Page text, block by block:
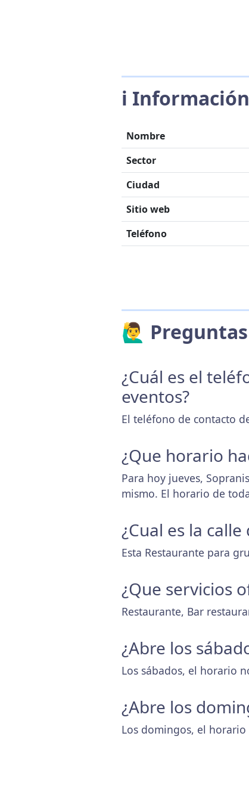
ℹ️ Información
Nombre
Sector
Ciudad
Sitio web
Teléfono
🙋‍♂️
¿Cuál es el
eventos?
El teléfono de contacto
¿Que horario
Para hoy jueves,
mismo. El horario de
¿Cual es la
Esta Restaurante para
¿Que servicios
Restaurante, Bar
¿Abre los
Los sábados, el horario
¿Abre los
Los domingos, el